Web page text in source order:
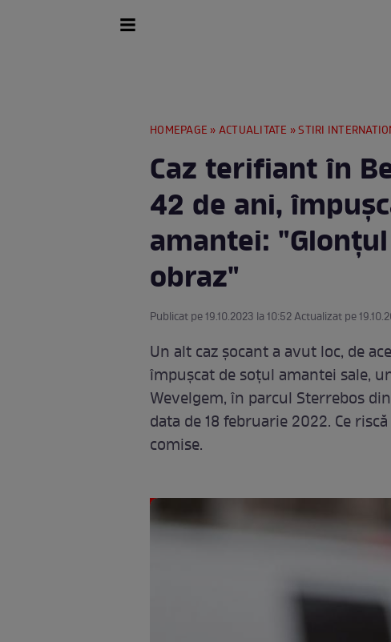
HOMEPAGE »ACTUALITATE »STIRI
Caz terifiant în
42 de ani,
amantei:
obraz"
Publicat pe 19.10.2023 la 10:52 Actualizat pe
Un alt caz șocant a avut loc, de
împușcat de soțul amantei sale,
Wevelgem, în parcul Sterrebos
data de 18 februarie 2022. Ce
comise.